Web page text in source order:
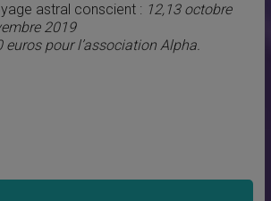
astral conscient : 12,13 octobre
2019
euros pour l’association Alpha.